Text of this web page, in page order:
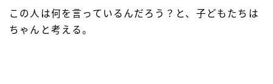
この人は何を言っているんだろう？と、子どもたちは
ちゃんと考える。